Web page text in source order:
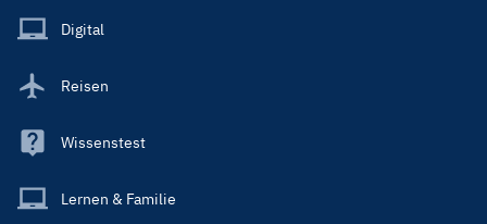
Main
Digital
Reisen
Wissenstest
Lernen & Familie